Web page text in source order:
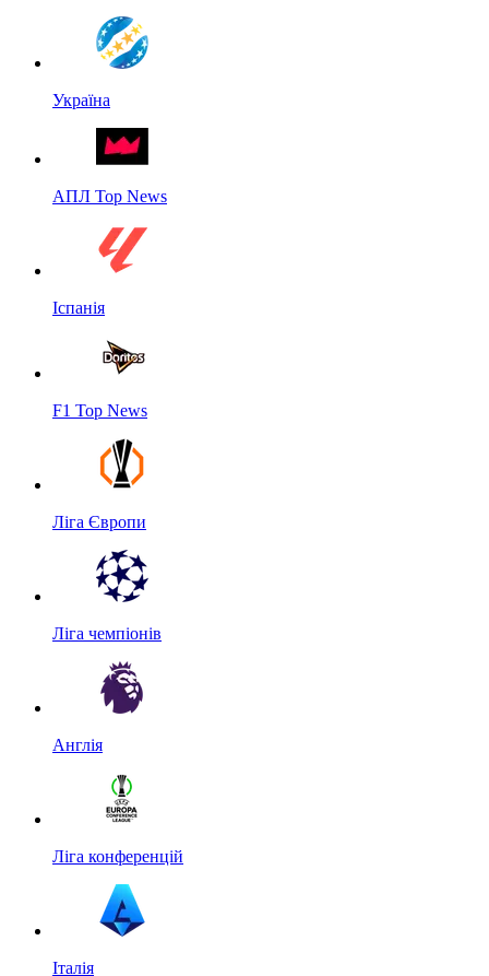
Україна
АПЛ Top News
Іспанія
F1 Top News
Ліга Європи
Ліга чемпіонів
Англія
Ліга конференцій
Італія